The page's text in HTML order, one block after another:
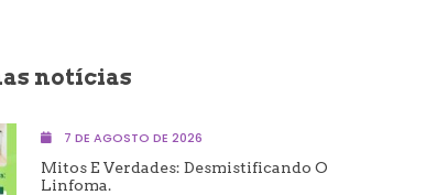
notícias
7 DE AGOSTO DE 2026
Mitos E Verdades: Desmistificando O
Linfoma.